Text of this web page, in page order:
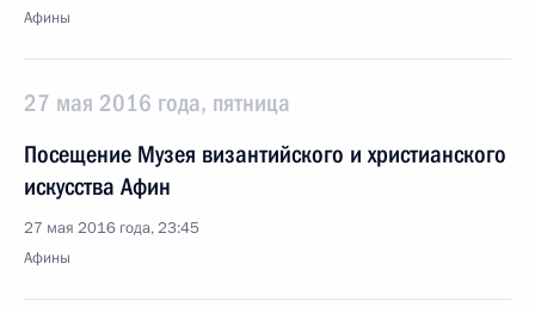
Афины
27 мая 2016 года, пятница
Посещение Музея византийского и христианского
искусства Афин
27 мая 2016 года, 23:45
Афины